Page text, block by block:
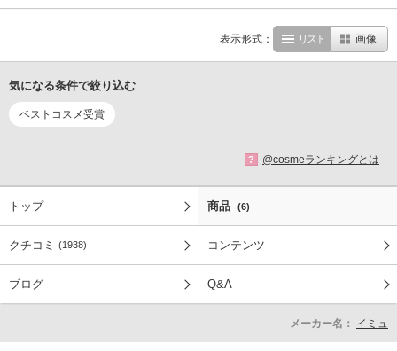
表示形式： リスト 画像
気になる条件で絞り込む
ベストコスメ受賞
? @cosmeランキングとは
トップ 商品 (6)
クチコミ (1938) コンテンツ
ブログ Q&A
メーカー名： イミュ